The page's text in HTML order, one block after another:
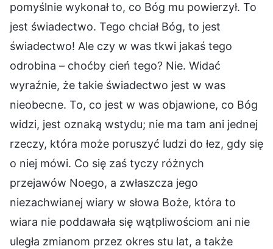
pomyślnie wykonał to, co Bóg mu powierzył. To
jest świadectwo. Tego chciał Bóg, to jest
świadectwo! Ale czy w was tkwi jakaś tego
odrobina – choćby cień tego? Nie. Widać
wyraźnie, że takie świadectwo jest w was
nieobecne. To, co jest w was objawione, co Bóg
widzi, jest oznaką wstydu; nie ma tam ani jednej
rzeczy, która może poruszyć ludzi do łez, gdy się
o niej mówi. Co się zaś tyczy różnych
przejawów Noego, a zwłaszcza jego
niezachwianej wiary w słowa Boże, która to
wiara nie poddawała się wątpliwościom ani nie
uległa zmianom przez okres stu lat, a także